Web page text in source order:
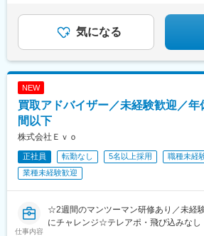
気になる
NEW
買取アドバイザー／未経験歓迎／
間以下
株式会社Ｅｖｏ
正社員 転勤なし 5名以上採用
職種未経
業種未経験歓迎
仕事内容
☆2週間のマンツーマン研修あり／未経
にチャレンジ☆テレアポ・飛び込みなし